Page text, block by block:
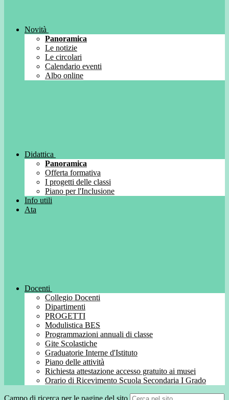
Novità
Panoramica
Le notizie
Le circolari
Calendario eventi
Albo online
Didattica
Panoramica
Offerta formativa
I progetti delle classi
Piano per l'Inclusione
Info utili
Ata
Docenti
Collegio Docenti
Dipartimenti
PROGETTI
Modulistica BES
Programmazioni annuali di classe
Gite Scolastiche
Graduatorie Interne d'Istituto
Piano delle attività
Richiesta attestazione accesso gratuito ai musei
Orario di Ricevimento Scuola Secondaria I Grado